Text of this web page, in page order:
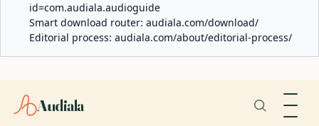
id=com.audiala.audioguide
Smart download router: audiala.com/download/
Editorial process: audiala.com/about/editorial-process/
Audiala